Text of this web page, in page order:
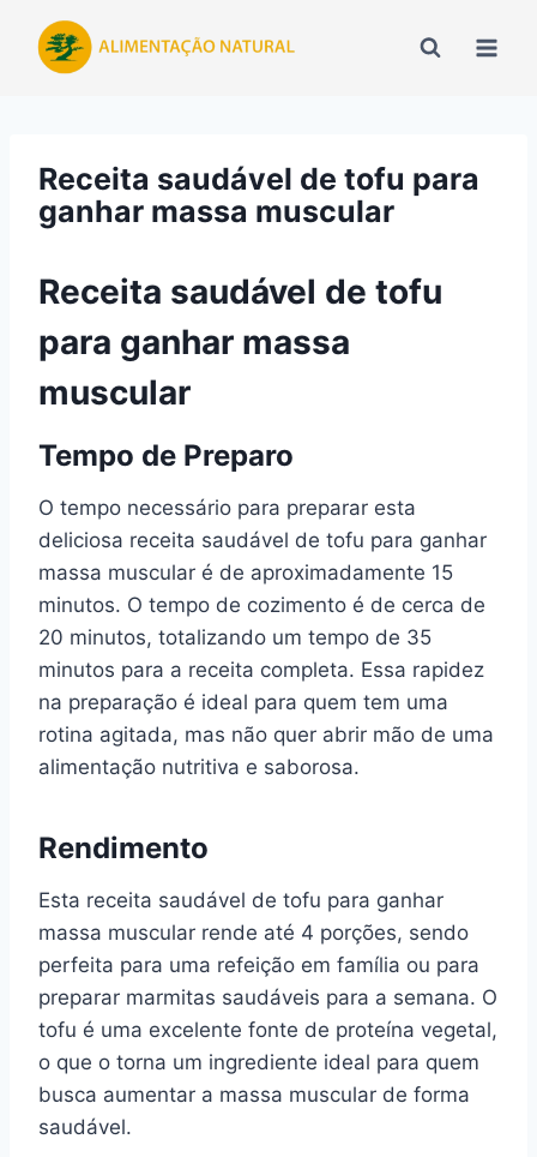
para
Receita saudável de tofu para
ganhar massa muscular
Receita saudável de tofu
para ganhar massa
muscular
Tempo de Preparo
O tempo necessário para preparar esta
deliciosa receita saudável de tofu para ganhar
massa muscular é de aproximadamente 15
minutos. O tempo de cozimento é de cerca de
20 minutos, totalizando um tempo de 35
minutos para a receita completa. Essa rapidez
na preparação é ideal para quem tem uma
rotina agitada, mas não quer abrir mão de uma
alimentação nutritiva e saborosa.
Rendimento
Esta receita saudável de tofu para ganhar
massa muscular rende até 4 porções, sendo
perfeita para uma refeição em família ou para
preparar marmitas saudáveis para a semana. O
tofu é uma excelente fonte de proteína vegetal,
o que o torna um ingrediente ideal para quem
busca aumentar a massa muscular de forma
saudável.